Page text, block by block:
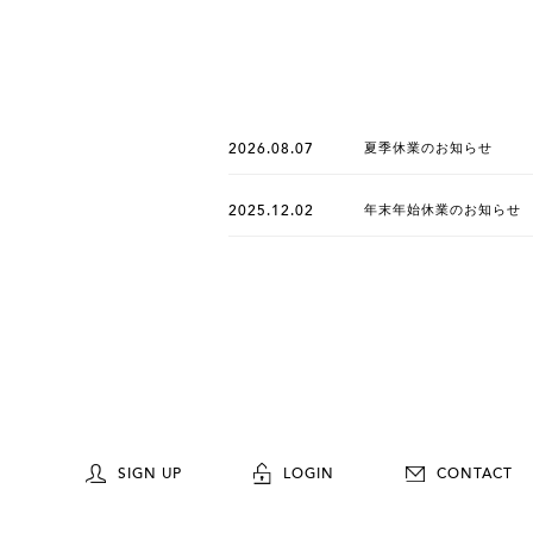
2026.08.07 夏季休業のお知らせ
2025.12.02 年末年始休業のお知らせ
SIGN UP LOGIN CONTACT